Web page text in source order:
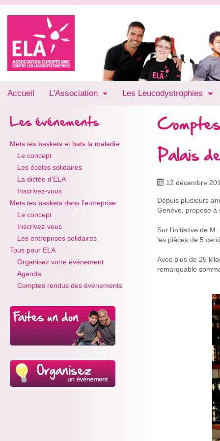
Accueil L'Association Les Leucodystrophies
Les événements
Mets tes baskets et bats la maladie
Le concept
Les écoles solidaires
La dictée d'ELA
Inscrivez-vous
Mets tes baskets dans l'entreprise
Le concept
Inscrivez-vous
Les entreprises solidaires
Tous pour ELA
Organisez votre événement
Agenda
Comptes rendus des événements
Palais
12 décembre
Depuis plusieurs
Genève, propose à
Sur l’initiative de
les pièces de 5
Avec plus de 25
remarquable